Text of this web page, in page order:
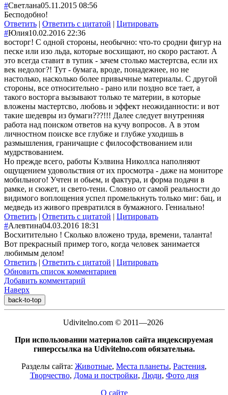
#Светлана05.11.2015 08:56
Бесподобно!
Ответить | Ответить с цитатой | Цитировать
#Юлия10.02.2016 22:36
восторг! С одной стороны, необычно: что-то сродни фигур на
песке или изо льда, которые восхищают, но скоро растают. А
это всегда ставит в тупик - зачем столько мастертсва, если их
век недолог?! Тут - бумага, вроде, понадежнее, но не
настолько, насколько более привычные материалы. С другой
стороны, все относительно - рано или поздно все тает, а
такого восторга вызывают только те материи, в которые
вложены мастертсво, любовь и эффект неожиданности: и вот
такие шедевры из бумаги???!!! Далее следует внутренняя
работа над поиском ответов на кучу вопросов. А в этом
личностном поиске все глубже и глубже уходишь в
размышления, граничащие с философствованием или
мудрствованием.
Но прежде всего, работы Кэлвина Николлса наполняют
ощущением удовольствия от их просмотра - даже на мониторе
мобильного! Учтен и обьем, и фактура, и форма подачи в
рамке, и сюжет, и свето-тени. Словно от самой реальности до
видимого воплощения успел промелькнуть только миг: бац, и
медведь из живого превратился в бумажного. Гениально!
Ответить | Ответить с цитатой | Цитировать
#Алевтина04.03.2016 18:31
Восхитительно ! Сколько вложено труда, времени, таланта!
Вот прекрасный пример того, когда человек занимается
любимым делом!
Ответить | Ответить с цитатой | Цитировать
Обновить список комментариев
Добавить комментарий
Наверх
back-to-top
Udivitelno.com © 2011—2026
При использовании материалов сайта индексируемая
гиперссылка на Udivitelno.com обязательна.
Разделы сайта: Животные, Места планеты, Растения,
Творчество, Дома и постройки, Люди, Фото дня
О сайте